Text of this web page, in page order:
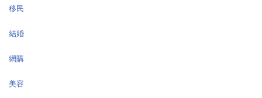
移民
結婚
網購
美容